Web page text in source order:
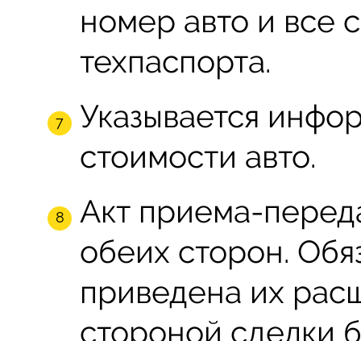
номер авто и все
техпаспорта.
Указывается
стоимости авто.
Акт приема-
обеих сторон.
приведена их
стороной сделки